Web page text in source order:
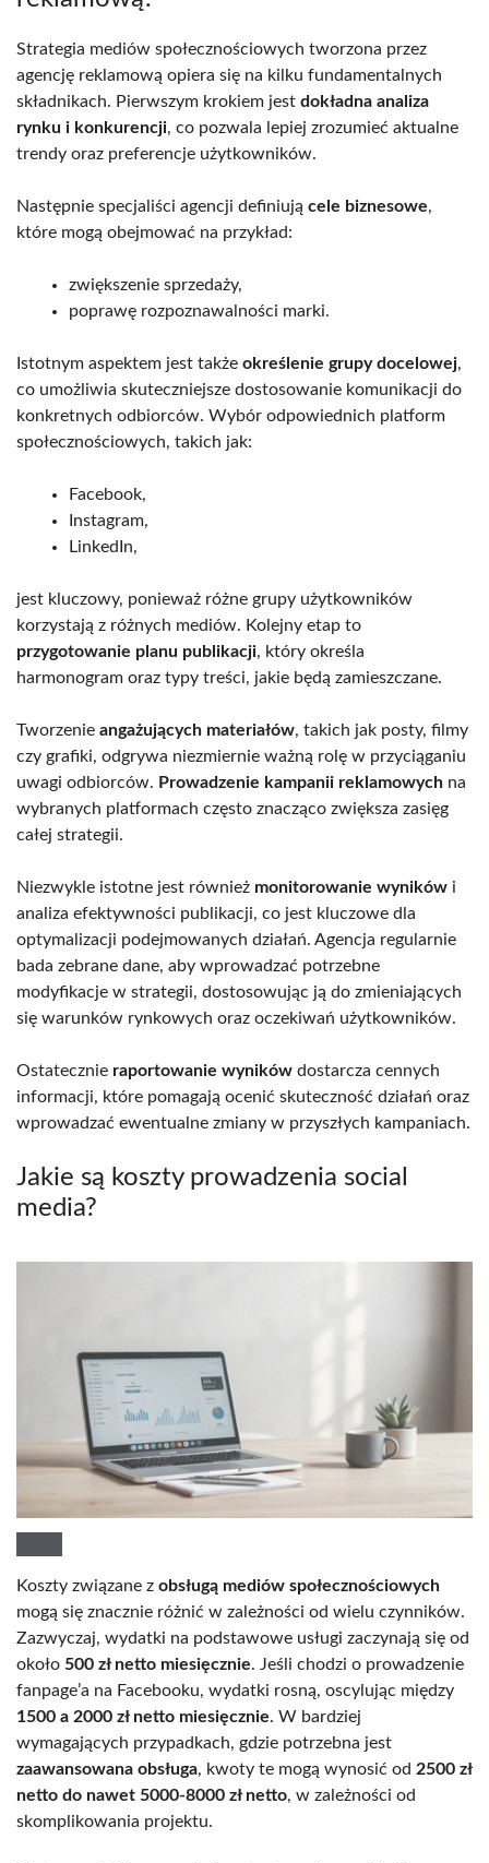
Strategia mediów społecznościowych tworzona przez
agencję reklamową opiera się na kilku fundamentalnych
składnikach. Pierwszym krokiem jest dokładna analiza
rynku i konkurencji, co pozwala lepiej zrozumieć aktualne
trendy oraz preferencje użytkowników.
Następnie specjaliści agencji definiują cele biznesowe,
które mogą obejmować na przykład:
zwiększenie sprzedaży,
poprawę rozpoznawalności marki.
Istotnym aspektem jest także określenie grupy docelowej,
co umożliwia skuteczniejsze dostosowanie komunikacji do
konkretnych odbiorców. Wybór odpowiednich platform
społecznościowych, takich jak:
Facebook,
Instagram,
LinkedIn,
jest kluczowy, ponieważ różne grupy użytkowników
korzystają z różnych mediów. Kolejny etap to
przygotowanie planu publikacji, który określa
harmonogram oraz typy treści, jakie będą zamieszczane.
Tworzenie angażujących materiałów, takich jak posty, filmy
czy grafiki, odgrywa niezmiernie ważną rolę w przyciąganiu
uwagi odbiorców. Prowadzenie kampanii reklamowych na
wybranych platformach często znacząco zwiększa zasięg
całej strategii.
Niezwykle istotne jest również monitorowanie wyników i
analiza efektywności publikacji, co jest kluczowe dla
optymalizacji podejmowanych działań. Agencja regularnie
bada zebrane dane, aby wprowadzać potrzebne
modyfikacje w strategii, dostosowując ją do zmieniających
się warunków rynkowych oraz oczekiwań użytkowników.
Ostatecznie raportowanie wyników dostarcza cennych
informacji, które pomagają ocenić skuteczność działań oraz
wprowadzać ewentualne zmiany w przyszłych kampaniach.
Jakie są koszty prowadzenia social
media?
Koszty związane z obsługą mediów społecznościowych
mogą się znacznie różnić w zależności od wielu czynników.
Zazwyczaj, wydatki na podstawowe usługi zaczynają się od
około 500 zł netto miesięcznie. Jeśli chodzi o prowadzenie
fanpage’a na Facebooku, wydatki rosną, oscylując między
1500 a 2000 zł netto miesięcznie. W bardziej
wymagających przypadkach, gdzie potrzebna jest
zaawansowana obsługa, kwoty te mogą wynosić od 2500 zł
netto do nawet 5000-8000 zł netto, w zależności od
skomplikowania projektu.